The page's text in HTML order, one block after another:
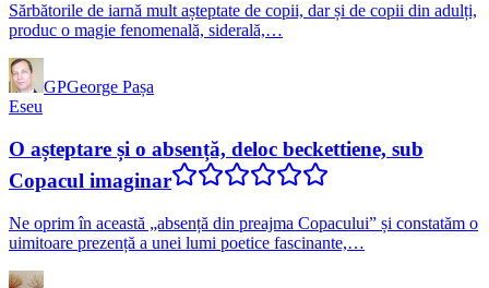
Sărbătorile de iarnă mult așteptate de copii, dar și de copii din adulți,
produc o magie fenomenală, siderală,…
GPGeorge Pașa
Eseu
O așteptare și o absență, deloc beckettiene, sub
Copacul imaginar
Ne oprim în această „absență din preajma Copacului” și constatăm o
uimitoare prezență a unei lumi poetice fascinante,…